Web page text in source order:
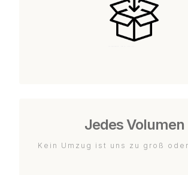
Jedes Volumen
Kein Umzug ist uns zu groß